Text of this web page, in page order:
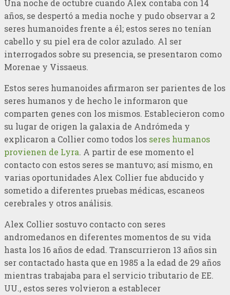
Una noche de octubre cuando Alex contaba con 14
años, se despertó a media noche y pudo observar a 2
seres humanoides frente a él; estos seres no tenían
cabello y su piel era de color azulado. Al ser
interrogados sobre su presencia, se presentaron como
Morenae y Vissaeus.
Estos seres humanoides afirmaron ser parientes de los
seres humanos y de hecho le informaron que
comparten genes con los mismos. Establecieron como
su lugar de origen la galaxia de Andrómeda y
explicaron a Collier como todos los seres humanos
provienen de Lyra. A partir de ese momento el
contacto con estos seres se mantuvo; así mismo, en
varias oportunidades Alex Collier fue abducido y
sometido a diferentes pruebas médicas, escaneos
cerebrales y otros análisis.
Alex Collier sostuvo contacto con seres
andromedanos en diferentes momentos de su vida
hasta los 16 años de edad. Transcurrieron 13 años sin
ser contactado hasta que en 1985 a la edad de 29 años
mientras trabajaba para el servicio tributario de EE.
UU., estos seres volvieron a establecer